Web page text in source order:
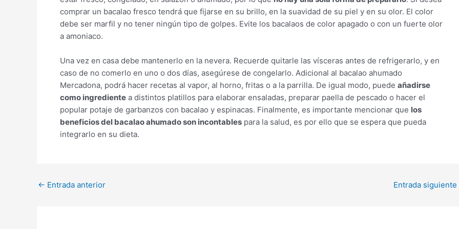
comprar un bacalao fresco tendrá que fijarse en su brillo, en la suavidad de su piel y en su olor. El color
debe ser marfil y no tener ningún tipo de golpes. Evite los bacalaos de color apagado o con un fuerte olor
a amoniaco.
Una vez en casa debe mantenerlo en la nevera. Recuerde quitarle las vísceras antes de refrigerarlo, y en
caso de no comerlo en uno o dos días, asegúrese de congelarlo. Adicional al bacalao ahumado
Mercadona, podrá hacer recetas al vapor, al horno, fritas o a la parrilla. De igual modo, puede añadirse
como ingrediente a distintos platillos para elaborar ensaladas, preparar paella de pescado o hacer el
popular potaje de garbanzos con bacalao y espinacas. Finalmente, es importante mencionar que los
beneficios del bacalao ahumado son incontables para la salud, es por ello que se espera que pueda
integrarlo en su dieta.
← Entrada anterior Entrada siguiente